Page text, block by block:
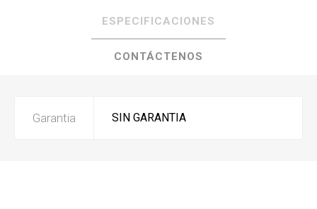
ESPECIFICACIONES
CONTÁCTENOS
Garantia SIN GARANTIA